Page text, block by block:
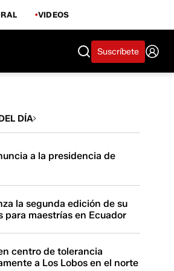
VIDEOS
Suscríbete
DÍA
a la presidencia de
la segunda edición de su
para maestrías en Ecuador
centro de tolerancia
a Los Lobos en el norte